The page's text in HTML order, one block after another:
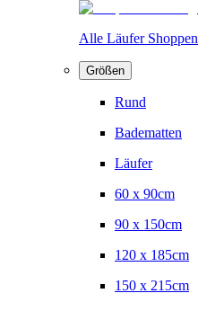
Alle Läufer Shoppen
Größen
Rund
Badematten
Läufer
60 x 90cm
90 x 150cm
120 x 185cm
150 x 215cm